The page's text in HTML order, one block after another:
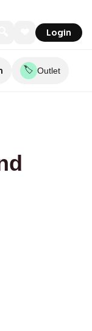
Login
🏷️ Outlet